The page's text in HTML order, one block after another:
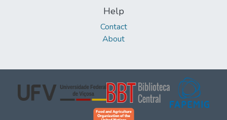
Help
Contact
About